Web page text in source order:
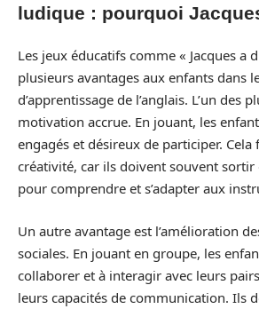
ludique : pourquoi
Les jeux éducatifs comme « Jacques a
plusieurs avantages aux enfants dans
d’apprentissage de l’anglais. L’un des
motivation accrue. En jouant, les
engagés et désireux de participer. Cela
créativité, car ils doivent souvent sortir
pour comprendre et s’adapter aux
Un autre avantage est l’amélioration
sociales. En jouant en groupe, les
collaborer et à interagir avec leurs
leurs capacités de communication. Ils